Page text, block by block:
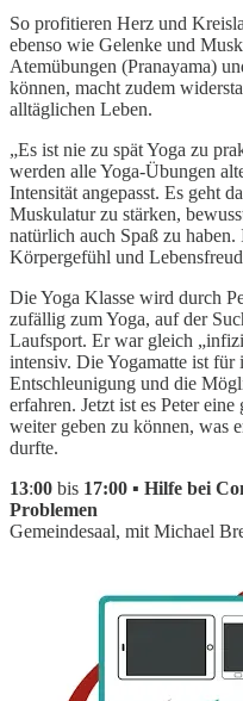
So profitieren Herz und
ebenso wie Gelenke und
Atemübungen (Pranayama)
können, macht zudem
alltäglichen Leben.
„Es ist nie zu spät Yoga zu
werden alle Yoga-Übungen
Intensität angepasst. Es geht
Muskulatur zu stärken,
natürlich auch Spaß zu
Körpergefühl und
Die Yoga Klasse wird durch
zufällig zum Yoga, auf der
Laufsport. Er war gleich
intensiv. Die Yogamatte ist
Entschleunigung und die
erfahren. Jetzt ist es Peter
weiter geben zu können, was
durfte.
13:00 bis 17:00 ▪ Hilfe bei
Problemen
Gemeindesaal, mit Michael